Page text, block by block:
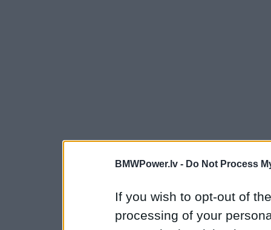
BMWPower.lv - Do Not Process
If you wish to opt-out of
processing of your